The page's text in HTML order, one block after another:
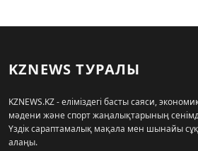
KZNEWS ТУРАЛЫ
KZNEWS.KZ - еліміздегі басты саяси,
мәдени және спорт жаңалықтарының
Үздік сараптамалық мақала мен шынайы
алаңы.